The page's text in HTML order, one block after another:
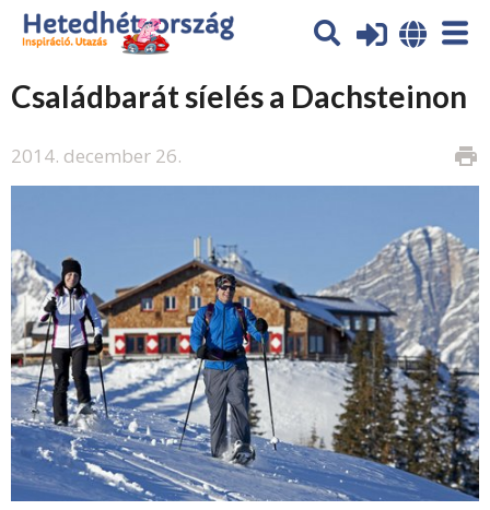
Családbarát síelés a Dachsteinon
2014. december 26. print